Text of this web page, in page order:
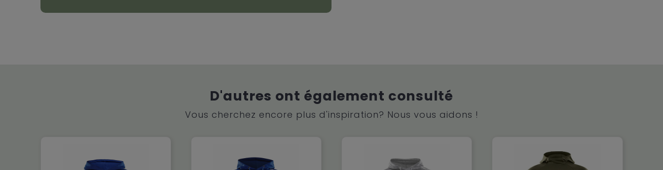
D'autres ont également consulté
Vous cherchez encore plus d'inspiration? Nous vous aidons !